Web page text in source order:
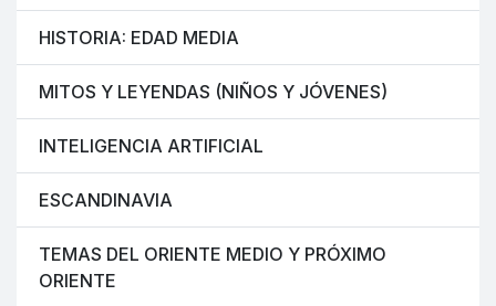
HISTORIA: EDAD MEDIA
MITOS Y LEYENDAS (NIÑOS Y JÓVENES)
INTELIGENCIA ARTIFICIAL
ESCANDINAVIA
TEMAS DEL ORIENTE MEDIO Y PRÓXIMO
ORIENTE